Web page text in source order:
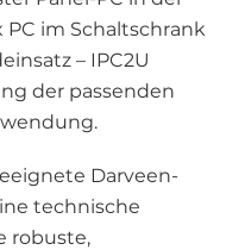
im Schaltschrank
– IPC2U
der passenden
Darveen-
technische
robuste,